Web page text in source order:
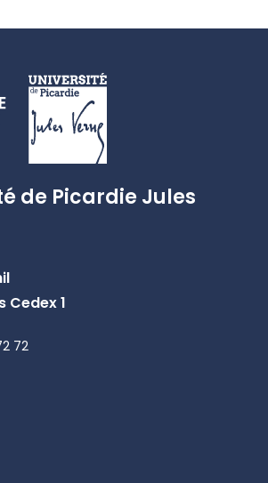
de Picardie Jules
Cedex 1
72